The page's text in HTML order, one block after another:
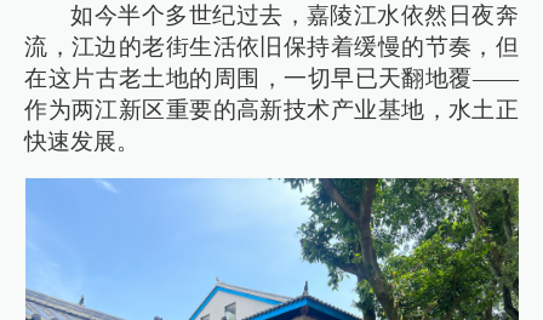
如今半个多世纪过去，嘉陵江水依然日夜奔
流，江边的老街生活依旧保持着缓慢的节奏，但
在这片古老土地的周围，一切早已天翻地覆——
作为两江新区重要的高新技术产业基地，水土正
快速发展。